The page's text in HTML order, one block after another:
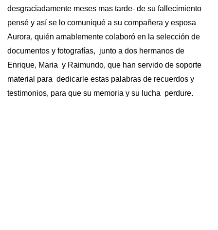
desgraciadamente meses mas tarde- de su fallecimiento
pensé y así se lo comuniqué a su compañera y esposa
Aurora, quién amablemente colaboró en la selección de
documentos y fotografías, junto a dos hermanos de
Enrique, Maria y Raimundo, que han servido de soporte
material para dedicarle estas palabras de recuerdos y
testimonios, para que su memoria y su lucha perdure.